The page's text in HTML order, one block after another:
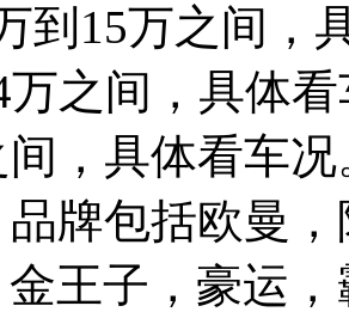
到15万之间，
万之间，具体
，具体看车
品牌包括欧曼
王子，豪运